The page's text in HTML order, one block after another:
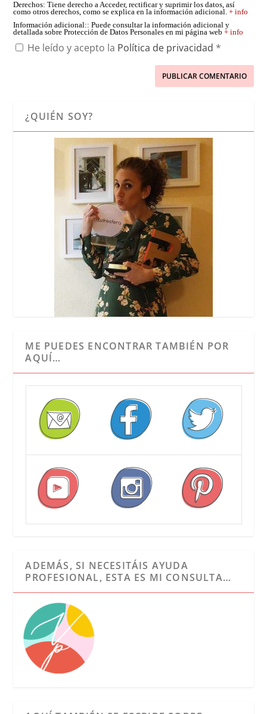
Derechos: Tiene derecho a Acceder, rectificar y suprimir los datos, así
como otros derechos, como se explica en la información adicional.+ info
Información adicional:: Puede consultar la información adicional y
detallada sobre Protección de Datos Personales en mi página web+ info
He leído y acepto la Política de privacidad *
¿QUIÉN SOY?
ME PUEDES ENCONTRAR TAMBIÉN POR
AQUÍ…
ADEMÁS, SI NECESITÁIS AYUDA
PROFESIONAL, ESTA ES MI CONSULTA…